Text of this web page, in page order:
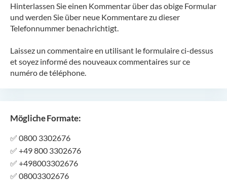
Hinterlassen Sie einen Kommentar über das obige Formular
und werden Sie über neue Kommentare zu dieser
Telefonnummer benachrichtigt.
Laissez un commentaire en utilisant le formulaire ci-dessus
et soyez informé des nouveaux commentaires sur ce
numéro de téléphone.
Mögliche Formate:
✅ 0800 3302676
✅ +49 800 3302676
✅ +498003302676
✅ 08003302676